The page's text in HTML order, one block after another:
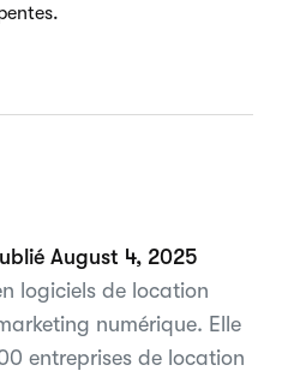
August 4, 2025
logiciels de location
numérique. Elle
entreprises de location